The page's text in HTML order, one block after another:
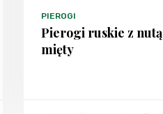
PIEROGI
Pierogi ruskie z nutą
mięty